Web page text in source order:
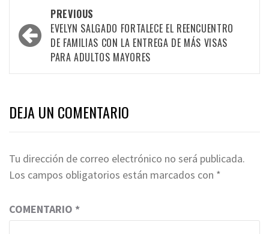
navigation
PREVIOUS
EVELYN SALGADO FORTALECE EL REENCUENTRO
DE FAMILIAS CON LA ENTREGA DE MÁS VISAS
PARA ADULTOS MAYORES
DEJA UN COMENTARIO
Tu dirección de correo electrónico no será publicada.
Los campos obligatorios están marcados con *
COMENTARIO *